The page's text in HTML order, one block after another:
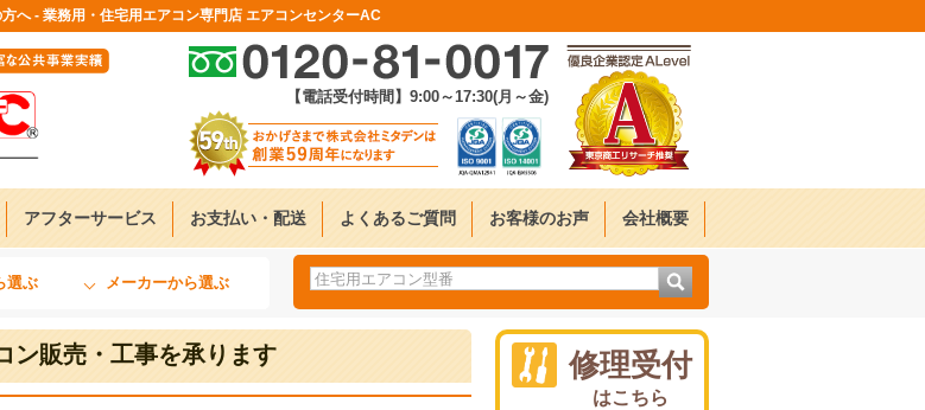
へ - 業務用・住宅用エアコン専門店 エアコンセンターAC
【電話受付時間】9:00～17:30(月～金)
アフターサービス お支払い・配送 よくあるご質問 お客様のお声 会社概要
選ぶ メーカーから選ぶ
ン販売・工事を承ります 修理受付
はこちら